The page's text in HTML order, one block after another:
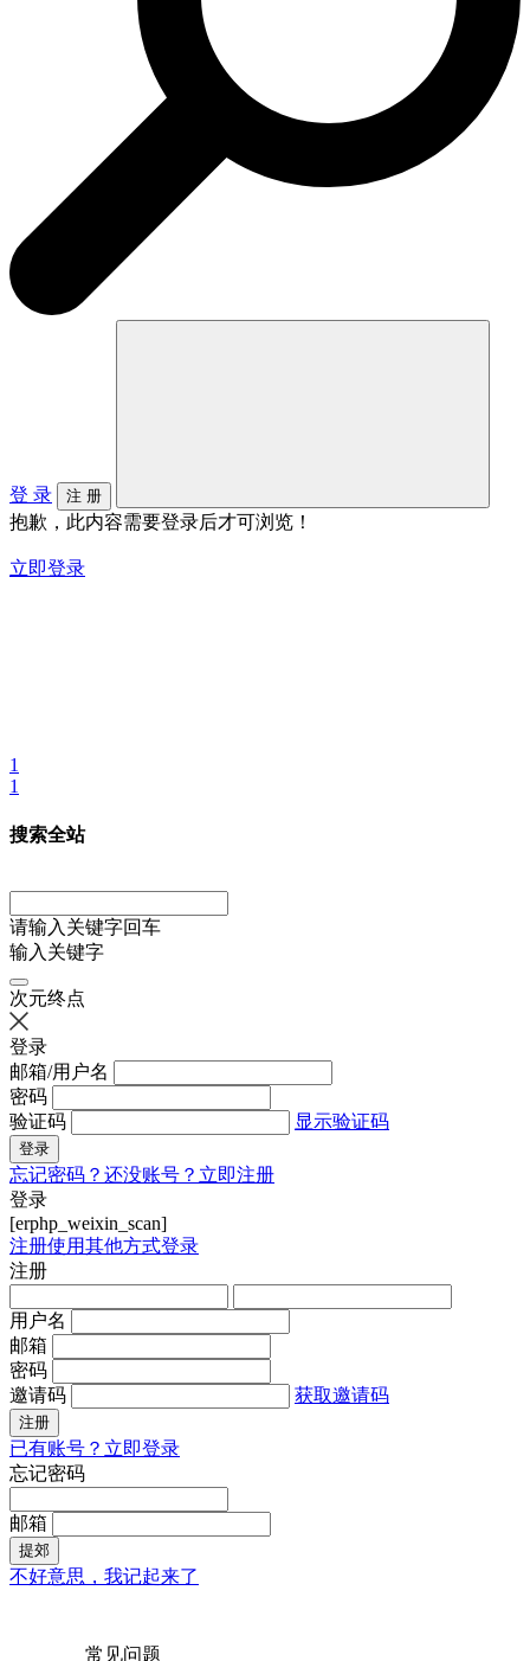
登 录 注 册
抱歉，此内容需要登录后才可浏览！
立即登录
1
1
搜索全站
请输入关键字回车
输入关键字
次元终点
登录
邮箱/用户名
密码
验证码
显示验证码
登录
忘记密码？ 还没账号？立即注册
登录
[erphp_weixin_scan]
注册使用其他方式登录
注册
用户名
邮箱
密码
邀请码
获取邀请码
注册
已有账号？立即登录
忘记密码
邮箱
提郊
不好意思，我记起来了
常见问题